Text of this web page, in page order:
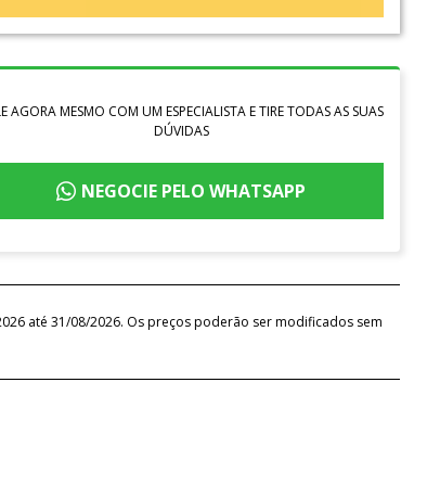
AGORA MESMO COM UM ESPECIALISTA E TIRE TODAS AS SUAS
DÚVIDAS
NEGOCIE PELO WHATSAPP
até 31/08/2026. Os preços poderão ser modificados sem